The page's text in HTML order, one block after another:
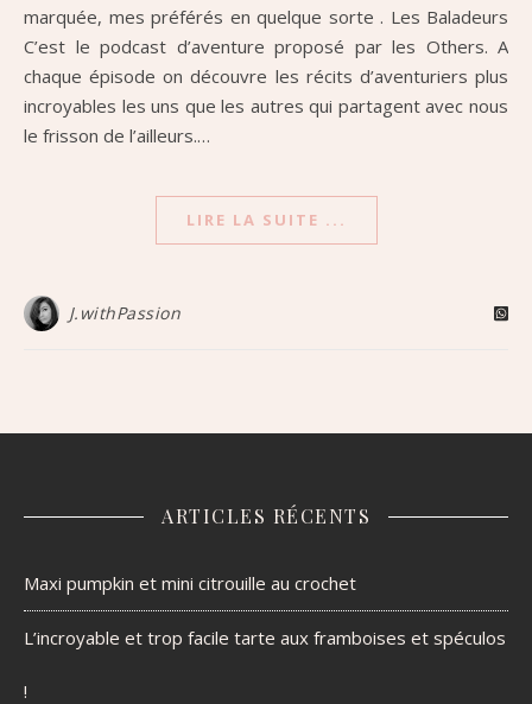
marquée, mes préférés en quelque sorte . Les Baladeurs
C’est le podcast d’aventure proposé par les Others. A
chaque épisode on découvre les récits d’aventuriers plus
incroyables les uns que les autres qui partagent avec nous
le frisson de l’ailleurs.…
LIRE LA SUITE ...
J.withPassion
ARTICLES RÉCENTS
Maxi pumpkin et mini citrouille au crochet
L’incroyable et trop facile tarte aux framboises et spéculos
!